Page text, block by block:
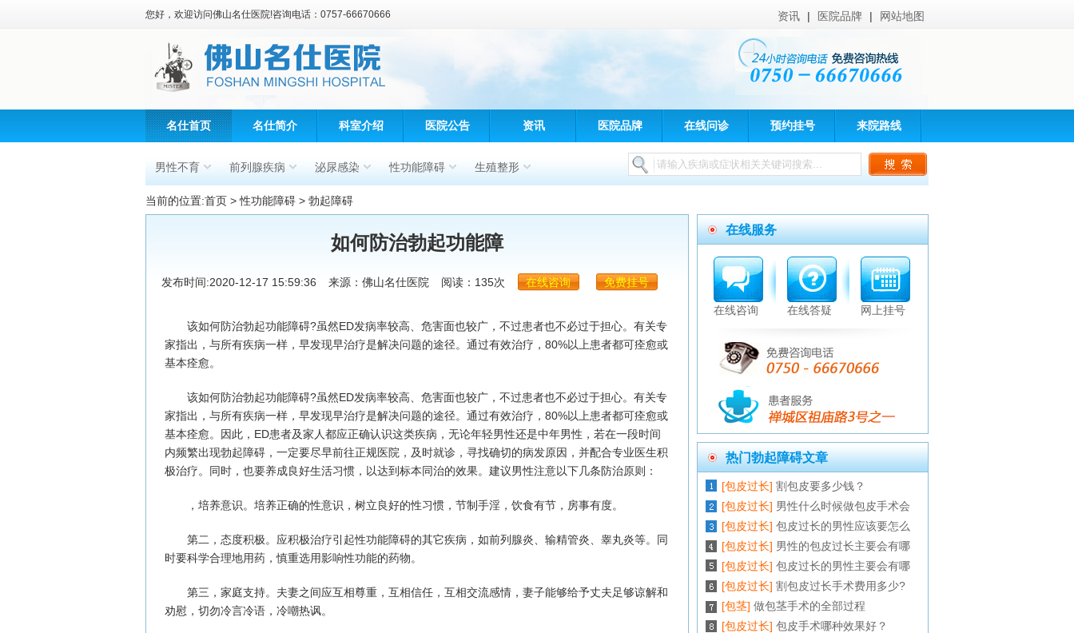
资讯 | 医院品牌 | 网站地图
您好，欢迎访问佛山名仕医院!咨询电话：0757-66670666
名仕首页 名仕简介 科室介绍 医院公告 资讯 医院品牌 在线问诊 预约挂号 来院路线
男性不育 前列腺疾病 泌尿感染 性功能障碍 生殖整形
当前的位置:首页 >性功能障碍 > 勃起障碍
如何防治勃起功能障
发布时间:2020-12-17 15:59:36 来源：佛山名仕医院 阅读：135次 在线咨询 免费挂号
该如何防治勃起功能障碍?虽然ED发病率较高、危害面也较广，不过患者也不必过于担心。有关专
家指出，与所有疾病一样，早发现早治疗是解决问题的途径。通过有效治疗，80%以上患者都可痊愈或
基本痊愈。
该如何防治勃起功能障碍?虽然ED发病率较高、危害面也较广，不过患者也不必过于担心。有关专
家指出，与所有疾病一样，早发现早治疗是解决问题的途径。通过有效治疗，80%以上患者都可痊愈或
基本痊愈。因此，ED患者及家人都应正确认识这类疾病，无论年轻男性还是中年男性，若在一段时间
内频繁出现勃起障碍，一定要尽早前往正规医院，及时就诊，寻找确切的病发原因，并配合专业医生积
极治疗。同时，也要养成良好生活习惯，以达到标本同治的效果。建议男性注意以下几条防治原则：
，培养意识。培养正确的性意识，树立良好的性习惯，节制手淫，饮食有节，房事有度。
第二，态度积极。应积极治疗引起性功能障碍的其它疾病，如前列腺炎、输精管炎、睾丸炎等。同
时要科学合理地用药，慎重选用影响性功能的药物。
第三，家庭支持。夫妻之间应互相尊重，互相信任，互相交流感情，妻子能够给予丈夫足够谅解和
劝慰，切勿冷言冷语，冷嘲热讽。
在线服务
在线咨询 在线答疑 网上挂号
热门勃起障碍文章
[包皮过长] 割包皮要多少钱？
[包皮过长] 男性什么时候做包皮手术会
[包皮过长] 包皮过长的男性应该要怎么
[包皮过长] 男性的包皮过长主要会有哪
[包皮过长] 包皮过长的男性主要会有哪
[包皮过长] 割包皮过长手术费用多少?
[包茎] 做包茎手术的全部过程
[包皮过长] 包皮手术哪种效果好？